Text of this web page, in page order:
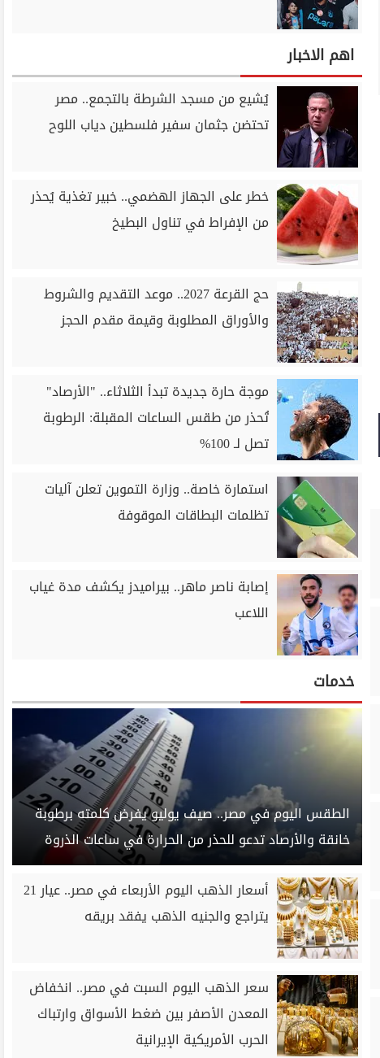
اهم الاخبار
يُشيع من مسجد الشرطة بالتجمع.. مصر
تحتضن جثمان سفير فلسطين دياب اللوح
خطر على الجهاز الهضمي.. خبير تغذية يُحذر
من الإفراط في تناول البطيخ
حج القرعة 2027.. موعد التقديم والشروط
والأوراق المطلوبة وقيمة مقدم الحجز
موجة حارة جديدة تبدأ الثلاثاء.. "الأرصاد"
تُحذر من طقس الساعات المقبلة: الرطوبة
تصل لـ 100%
استمارة خاصة.. وزارة التموين تعلن آليات
تظلمات البطاقات الموقوفة
إصابة ناصر ماهر.. بيراميدز يكشف مدة غياب
اللاعب
خدمات
الطقس اليوم في مصر.. صيف يوليو يفرض كلمته برطوبة
خانقة والأرصاد تدعو للحذر من الحرارة في ساعات الذروة
أسعار الذهب اليوم الأربعاء في مصر.. عيار 21
يتراجع والجنيه الذهب يفقد بريقه
سعر الذهب اليوم السبت في مصر.. انخفاض
المعدن الأصفر بين ضغط الأسواق وارتباك
الحرب الأمريكية الإيرانية